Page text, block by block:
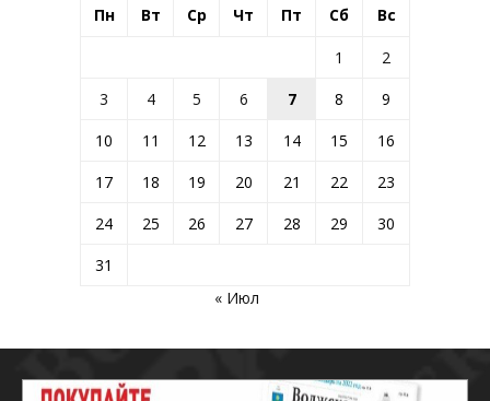
Пн Вт Ср Чт Пт Сб Вс
1
2
3
4 5 6 7 8
9
10
11 12 13 14 15
16
17
18 19 20 21 22
23
24
25 26 27 28 29
30
31
« Июл